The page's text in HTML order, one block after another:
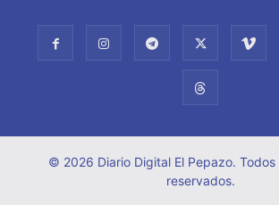
© 2026 Diario Digital El Pepazo. Todos
reservados.